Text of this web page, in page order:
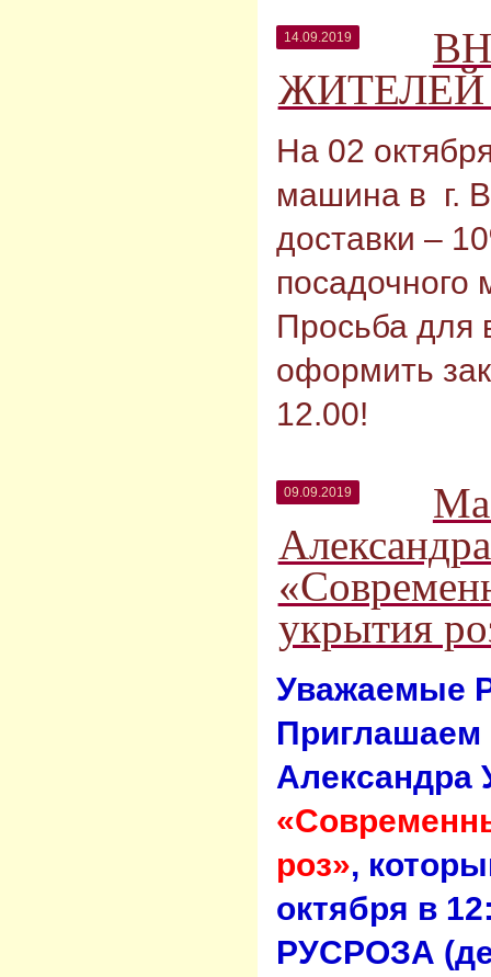
14.09.2019
ЖИТЕЛЕЙ
На 02
машина в г.
доставки –
посадочного
Просьба для
оформить
12.00!
09.09.2019
укрытия
Уважаемые
Приглашаем
Александра
роз»,
октября в
РУСРОЗА